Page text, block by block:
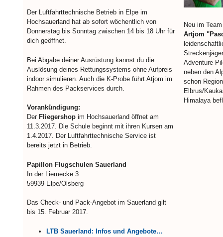
Der Luftfahrttechnische Betrieb in Elpe im
Hochsauerland hat ab sofort wöchentlich von
Donnerstag bis Sonntag zwischen 14 bis 18 Uhr für
dich geöffnet.
Bei Abgabe deiner Ausrüstung kannst du die
Auslösung deines Rettungssystems ohne Aufpreis
indoor simulieren. Auch die K-Probe führt Atjom im
Rahmen des Packservices durch.
Vorankündigung:
Der Fliegershop im Hochsauerland öffnet am
11.3.2017. Die Schule beginnt mit ihren Kursen am
1.4.2017. Der Luftfahrttechnische Service ist
bereits jetzt in Betrieb.
Papillon Flugschulen Sauerland
In der Liemecke 3
59939 Elpe/Olsberg
Das Check- und Pack-Angebot im Sauerland gilt
bis 15. Februar 2017.
LTB Sauerland: Infos und Angebote…
Neu im
Artjom
Adventure-
neben den
schon
Elbrus/
Himalaya